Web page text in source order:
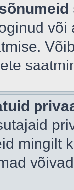
mingilt